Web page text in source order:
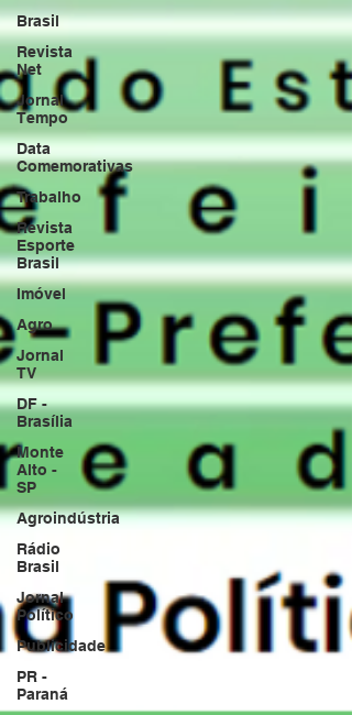
Brasil
Revista
Net
Jornal
Tempo
Data
Comemorativas
Trabalho
Revista
Esporte
Brasil
Imóvel
Agro
Jornal
TV
DF -
Brasília
Monte
Alto -
SP
Agroindústria
Rádio
Brasil
Jornal
Político
Publicidade
PR -
Paraná